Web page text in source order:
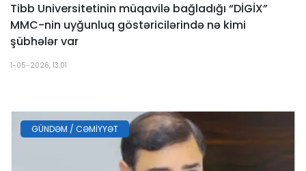
Tibb Universitetinin müqavilə bağladığı “DİGİX”
MMC-nin uyğunluq göstəricilərində nə kimi
şübhələr var
1-05-2026, 13:01
GÜNDƏM / CƏMIYYƏT